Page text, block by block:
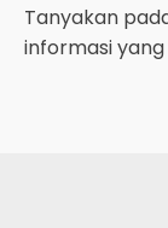
Tanyakan
informasi